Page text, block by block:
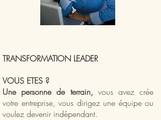
TRANSFORMATION LEADER
VOUS ETES ?
Une personne de terrain, vous avez crée
votre entreprise, vous dirigez une équipe ou
voulez devenir indépendant.